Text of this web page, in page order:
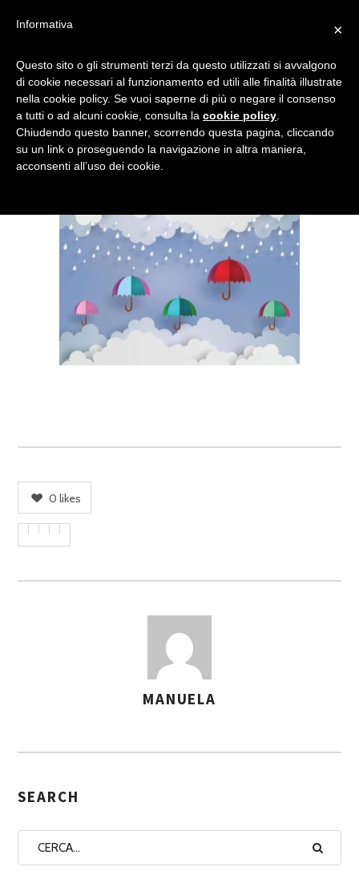
COLLAGE DI UN GIORNO DI
PIOGGIA
0 likes
S
G
A
MANUELA
SEARCH
×
Informativa
Questo sito o gli strumenti terzi da questo utilizzati si avvalgono
di cookie necessari al funzionamento ed utili alle finalità illustrate
nella cookie policy. Se vuoi saperne di più o negare il consenso
a tutti o ad alcuni cookie, consulta la cookie policy
Chiudendo questo banner, scorrendo questa pagina, cliccando
su un link o proseguendo la navigazione in altra maniera,
acconsenti all’uso dei cookie.